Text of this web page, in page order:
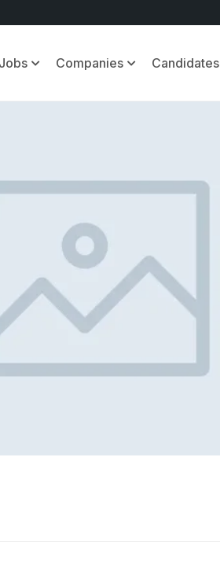
Jobs Companies Candidates